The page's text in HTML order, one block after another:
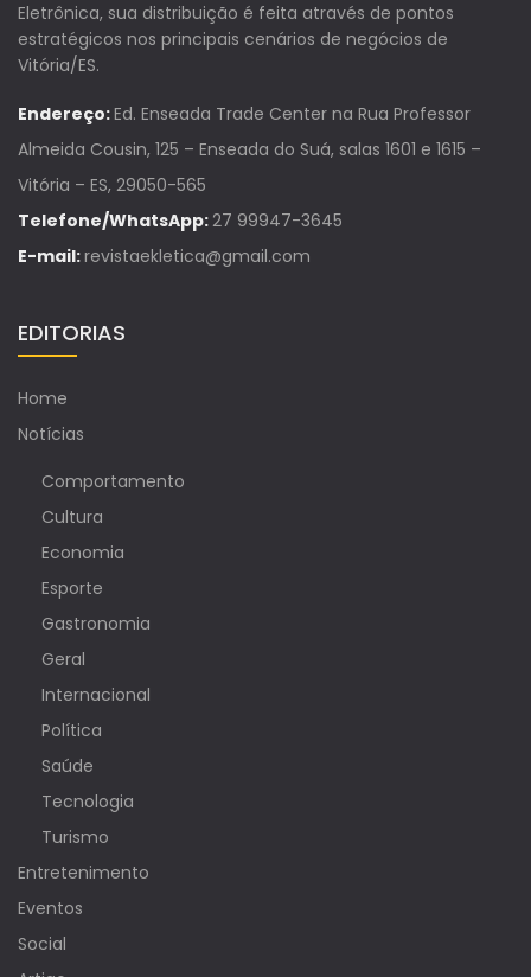
Eletrônica, sua distribuição é feita através de pontos
estratégicos nos principais cenários de negócios de
Vitória/ES.
Endereço:Ed. Enseada Trade Center na Rua Professor
Almeida Cousin, 125 – Enseada do Suá, salas 1601 e 1615 –
Vitória – ES, 29050-565
Telefone/WhatsApp:27 99947-3645
E-mail:revistaekletica@gmail.com
EDITORIAS
Home
Notícias
Comportamento
Cultura
Economia
Esporte
Gastronomia
Geral
Internacional
Política
Saúde
Tecnologia
Turismo
Entretenimento
Eventos
Social